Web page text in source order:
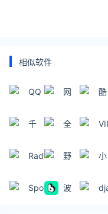
相似软件
QQ
乐
网
云
酷
音
千
音
全
K
RadioMaximus
野
MC
小
电
Spotify
波